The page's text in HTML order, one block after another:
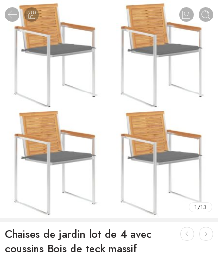
1/13
Chaises de jardin lot de 4 avec
coussins Bois de teck massif